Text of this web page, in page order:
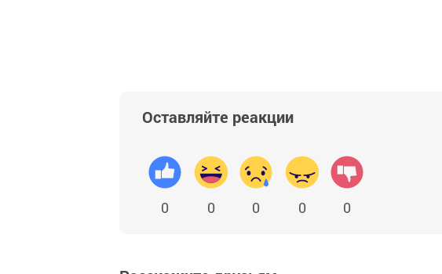
Оставляйте реакции
0 0 0 0 0